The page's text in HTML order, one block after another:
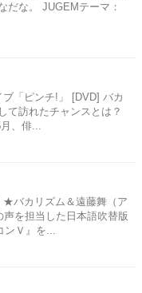
だな。 JUGEMテーマ：
「ピンチ!」 [DVD] バカ
て訪れたチャンスとは？
、俳...
★バカリズム＆遠藤舞（ア
を担当した日本語吹替版
Ｖ』を...